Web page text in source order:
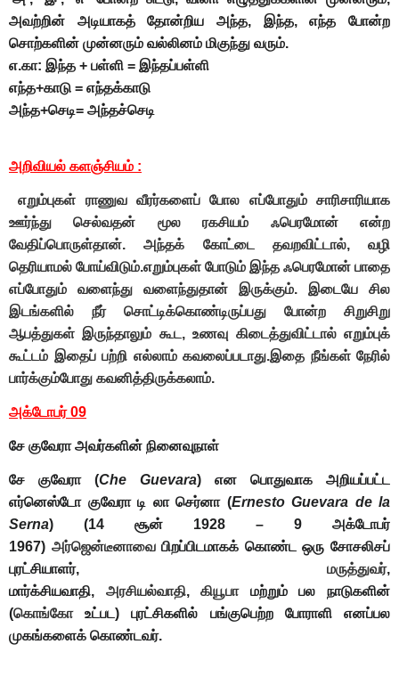
அவற்றின் அடியாகத் தோன்றிய அந்த, இந்த, எந்த போன்ற
சொற்களின் முன்னரும் வல்லினம் மிகுந்து வரும்.
எ.கா: இந்த + பள்ளி = இந்தப்பள்ளி
எந்த+காடு = எந்தக்காடு
அந்த+செடி= அந்தச்செடி
அறிவியல் களஞ்சியம் :
எறும்புகள் ராணுவ வீரர்களைப் போல எப்போதும் சாரிசாரியாக
ஊர்ந்து செல்வதன் மூல ரகசியம் ஃபெரமோன் என்ற
வேதிப்பொருள்தான். அந்தக் கோட்டை தவறவிட்டால், வழி
தெரியாமல் போய்விடும்.எறும்புகள் போடும் இந்த ஃபெரமோன் பாதை
எப்போதும் வளைந்து வளைந்துதான் இருக்கும். இடையே சில
இடங்களில் நீர் சொட்டிக்கொண்டிருப்பது போன்ற சிறுசிறு
ஆபத்துகள் இருந்தாலும் கூட, உணவு கிடைத்துவிட்டால் எறும்புக்
கூட்டம் இதைப் பற்றி எல்லாம் கவலைப்படாது.இதை நீங்கள் நேரில்
பார்க்கும்போது கவனித்திருக்கலாம்.
அக்டோபர் 09
சே குவேராஅவர்களின் நினைவுநாள்
சே குவேரா(Che Guevara) என பொதுவாக அறியப்பட்ட
எர்னெஸ்டோ குவேரா டி லா செர்னா (Ernesto Guevara de la
Serna) (14 சூன் 1928 – 9 அக்டோபர்
1967) அர்ஜென்டீனாவைபிறப்பிடமாகக் கொண்ட ஒரு சோசலிசப்
புரட்சியாளர், மருத்துவர்,
மார்க்சியவாதி, அரசியல்வாதி,கியூபாமற்றும் பல நாடுகளின்
(கொங்கோஉட்பட) புரட்சிகளில் பங்குபெற்ற போராளி எனப்பல
முகங்களைக் கொண்டவர்.